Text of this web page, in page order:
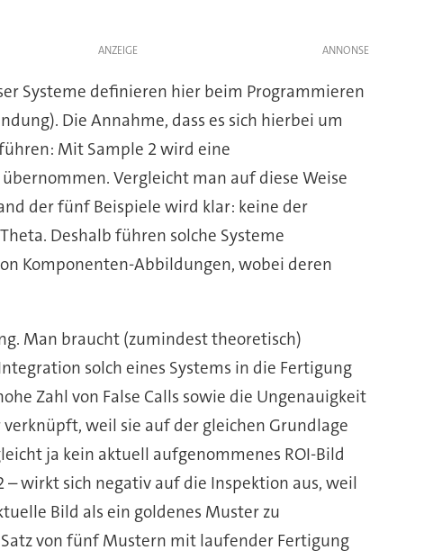
ANZEIGE
Systeme definieren hier beim Programmieren
Die Annahme, dass es sich hierbei um
Mit Sample 2 wird eine
Vergleicht man auf diese Weise
der fünf Beispiele wird klar: keine der
Deshalb führen solche Systeme
Komponenten-Abbildungen, wobei deren
Man braucht (zumindest theoretisch)
solch eines Systems in die Fertigung
Zahl von False Calls sowie die Ungenauigkeit
weil sie auf der gleichen Grundlage
ja kein aktuell aufgenommenes ROI-Bild
wirkt sich negativ auf die Inspektion aus, weil
Bild als ein goldenes Muster zu
von fünf Mustern mit laufender Fertigung